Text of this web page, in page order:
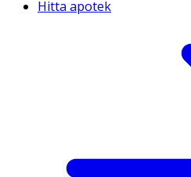
Hitta apotek